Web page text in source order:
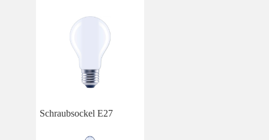
Schraubsockel E27